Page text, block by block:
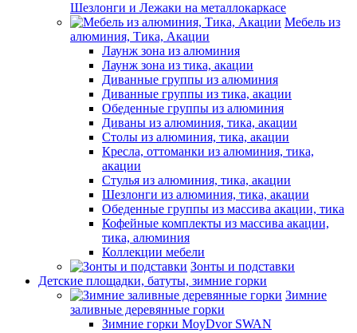
Шезлонги и Лежаки на металлокаркасе
Мебель из
алюминия, Тика, Акации
Лаунж зона из алюминия
Лаунж зона из тика, акации
Диванные группы из алюминия
Диванные группы из тика, акации
Обеденные группы из алюминия
Диваны из алюминия, тика, акации
Столы из алюминия, тика, акации
Кресла, оттоманки из алюминия, тика,
акации
Стулья из алюминия, тика, акации
Шезлонги из алюминия, тика, акации
Обеденные группы из массива акации, тика
Кофейные комплекты из массива акации,
тика, алюминия
Коллекции мебели
Зонты и подставки
Детские площадки, батуты, зимние горки
Зимние
заливные деревянные горки
Зимние горки MoyDvor SWAN